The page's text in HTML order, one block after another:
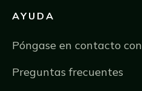
AYUDA
Póngase en contacto con
Preguntas frecuentes